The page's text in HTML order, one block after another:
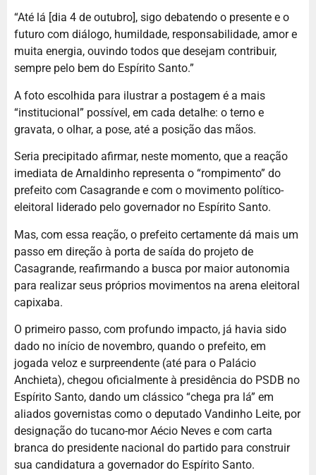
“Até lá [dia 4 de outubro], sigo debatendo o presente e o
futuro com diálogo, humildade, responsabilidade, amor e
muita energia, ouvindo todos que desejam contribuir,
sempre pelo bem do Espírito Santo.”
A foto escolhida para ilustrar a postagem é a mais
“institucional” possível, em cada detalhe: o terno e
gravata, o olhar, a pose, até a posição das mãos.
Seria precipitado afirmar, neste momento, que a reação
imediata de Arnaldinho representa o “rompimento” do
prefeito com Casagrande e com o movimento político-
eleitoral liderado pelo governador no Espírito Santo.
Mas, com essa reação, o prefeito certamente dá mais um
passo em direção à porta de saída do projeto de
Casagrande, reafirmando a busca por maior autonomia
para realizar seus próprios movimentos na arena eleitoral
capixaba.
O primeiro passo, com profundo impacto, já havia sido
dado no início de novembro, quando o prefeito, em
jogada veloz e surpreendente (até para o Palácio
Anchieta), chegou oficialmente à presidência do PSDB no
Espírito Santo, dando um clássico “chega pra lá” em
aliados governistas como o deputado Vandinho Leite, por
designação do tucano-mor Aécio Neves e com carta
branca do presidente nacional do partido para construir
sua candidatura a governador do Espírito Santo.